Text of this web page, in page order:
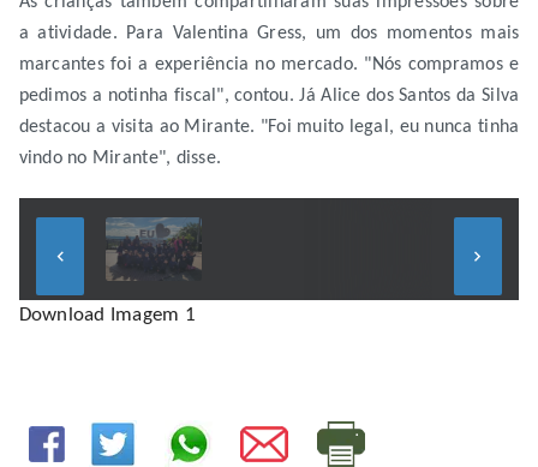
a atividade. Para Valentina Gress, um dos momentos mais
marcantes foi a experiência no mercado. "Nós compramos e
pedimos a notinha fiscal", contou. Já Alice dos Santos da Silva
destacou a visita ao Mirante. "Foi muito legal, eu nunca tinha
vindo no Mirante", disse.
keyboard_arrow_left keyboard_arrow_right
Download Imagem 1